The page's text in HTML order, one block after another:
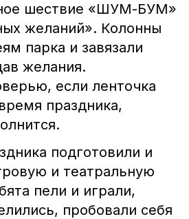
шествие «ШУМ-БУМ»
желаний». Колонны
парка и завязали
желания.
если ленточка
праздника,
подготовили и
и театральную
пели и играли,
пробовали себя